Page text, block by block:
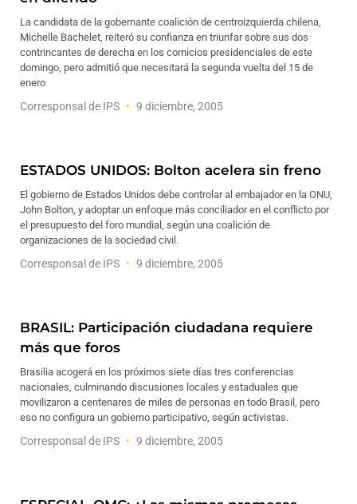
La candidata de la gobernante coalición de centroizquierda chilena,
Michelle Bachelet, reiteró su confianza en triunfar sobre sus dos
contrincantes de derecha en los comicios presidenciales de este
domingo, pero admitió que necesitará la segunda vuelta del 15 de
enero
Corresponsal de IPS 9 diciembre, 2005
ESTADOS UNIDOS: Bolton acelera sin freno
El gobierno de Estados Unidos debe controlar al embajador en la ONU,
John Bolton, y adoptar un enfoque más conciliador en el conflicto por
el presupuesto del foro mundial, según una coalición de
organizaciones de la sociedad civil.
Corresponsal de IPS 9 diciembre, 2005
BRASIL: Participación ciudadana requiere
más que foros
Brasilia acogerá en los próximos siete días tres conferencias
nacionales, culminando discusiones locales y estaduales que
movilizaron a centenares de miles de personas en todo Brasil, pero
eso no configura un gobierno participativo, según activistas.
Corresponsal de IPS 9 diciembre, 2005